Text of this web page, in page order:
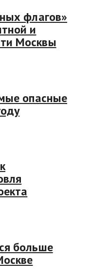
флагов»
и
Москвы
опасные
больше